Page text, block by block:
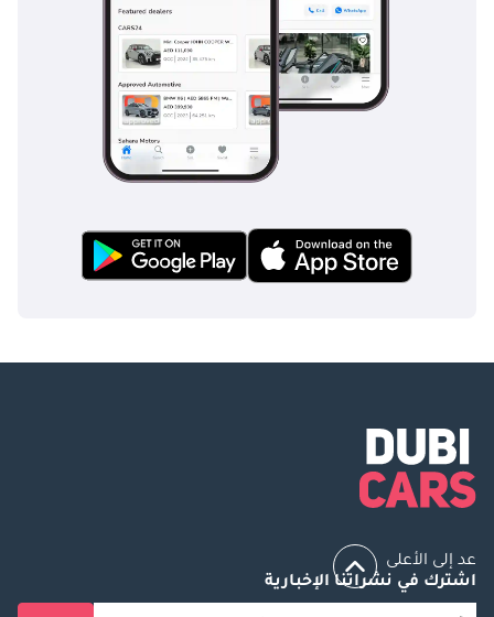
عد إلى الأعلى
اشترك في نشراتنا الإخبارية